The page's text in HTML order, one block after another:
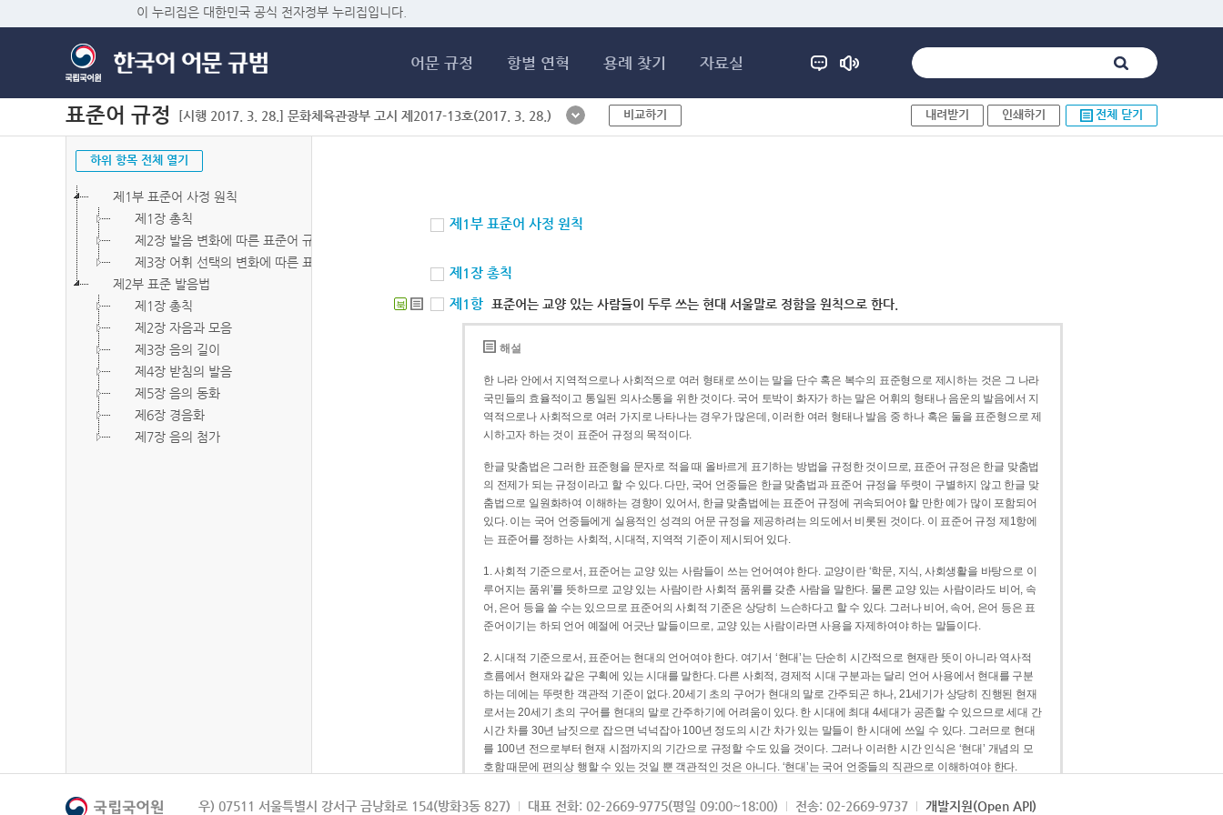
이 누리집은 대한민국 공식 전자정부 누리집입니다.
어문 규정 항별 연혁 용례 찾기 자료실
표준어 규정 [시행 2017. 3. 28.] 문화체육관광부 고시 제2017-13호(2017. 3. 28.) 비교하기 내려받기 인쇄하기 전체 닫기
하위 항목 전체 열기
제1부 표준어 사정 원칙
제1장 총칙
제2장 발음 변화에 따른 표준어 규정
제3장 어휘 선택의 변화에 따른 표준어 규정
제2부 표준 발음법
제1장 총칙
제2장 자음과 모음
제3장 음의 길이
제4장 받침의 발음
제5장 음의 동화
제6장 경음화
제7장 음의 첨가
제1부 표준어 사정 원칙
제1장 총칙
북 제1항 표준어는 교양 있는 사람들이 두루 쓰는 현대 서울말로 정함을 원칙으로 한다.
해설
한 나라 안에서 지역적으로나 사회적으로 여러 형태로 쓰이는 말을 단수 혹은 복수의 표준형으로 제시하는 것은 그 나라
국민들의 효율적이고 통일된 의사소통을 위한 것이다. 국어 토박이 화자가 하는 말은 어휘의 형태나 음운의 발음에서 지
역적으로나 사회적으로 여러 가지로 나타나는 경우가 많은데, 이러한 여러 형태나 발음 중 하나 혹은 둘을 표준형으로 제
시하고자 하는 것이 표준어 규정의 목적이다.
한글 맞춤법은 그러한 표준형을 문자로 적을 때 올바르게 표기하는 방법을 규정한 것이므로, 표준어 규정은 한글 맞춤법
의 전제가 되는 규정이라고 할 수 있다. 다만, 국어 언중들은 한글 맞춤법과 표준어 규정을 뚜렷이 구별하지 않고 한글 맞
춤법으로 일원화하여 이해하는 경향이 있어서, 한글 맞춤법에는 표준어 규정에 귀속되어야 할 만한 예가 많이 포함되어
있다. 이는 국어 언중들에게 실용적인 성격의 어문 규정을 제공하려는 의도에서 비롯된 것이다. 이 표준어 규정 제1항에
는 표준어를 정하는 사회적, 시대적, 지역적 기준이 제시되어 있다.
1. 사회적 기준으로서, 표준어는 교양 있는 사람들이 쓰는 언어여야 한다. 교양이란 ‘학문, 지식, 사회생활을 바탕으로 이
루어지는 품위’를 뜻하므로 교양 있는 사람이란 사회적 품위를 갖춘 사람을 말한다. 물론 교양 있는 사람이라도 비어, 속
어, 은어 등을 쓸 수는 있으므로 표준어의 사회적 기준은 상당히 느슨하다고 할 수 있다. 그러나 비어, 속어, 은어 등은 표
준어이기는 하되 언어 예절에 어긋난 말들이므로, 교양 있는 사람이라면 사용을 자제하여야 하는 말들이다.
2. 시대적 기준으로서, 표준어는 현대의 언어여야 한다. 여기서 ‘현대’는 단순히 시간적으로 현재란 뜻이 아니라 역사적
흐름에서 현재와 같은 구획에 있는 시대를 말한다. 다른 사회적, 경제적 시대 구분과는 달리 언어 사용에서 현대를 구분
하는 데에는 뚜렷한 객관적 기준이 없다. 20세기 초의 구어가 현대의 말로 간주되곤 하나, 21세기가 상당히 진행된 현재
로서는 20세기 초의 구어를 현대의 말로 간주하기에 어려움이 있다. 한 시대에 최대 4세대가 공존할 수 있으므로 세대 간
시간 차를 30년 남짓으로 잡으면 넉넉잡아 100년 정도의 시간 차가 있는 말들이 한 시대에 쓰일 수 있다. 그러므로 현대
를 100년 전으로부터 현재 시점까지의 기간으로 규정할 수도 있을 것이다. 그러나 이러한 시간 인식은 ‘현대’ 개념의 모
호함 때문에 편의상 행할 수 있는 것일 뿐 객관적인 것은 아니다. ‘현대’는 국어 언중들의 직관으로 이해하여야 한다.
3. 지역적 기준으로서, 표준어는 서울말이어야 한다. 이는 표준어의 공용어적 성격을 가장 크게 드러내 주는 기준이다.
우) 07511 서울특별시 강서구 금낭화로 154(방화3동 827) 대표 전화: 02-2669-9775(평일 09:00~18:00) 전송: 02-2669-9737 개발지원(Open API)